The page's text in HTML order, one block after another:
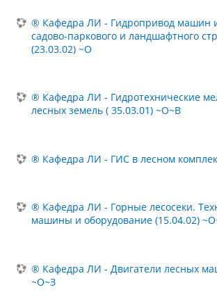
® Кафедра ЛИ - Гидропривод машин
садово-паркового и ландшафтного
(23.03.02) ~О
® Кафедра ЛИ - Гидротехнические
лесных земель ( 35.03.01) ~О~В
® Кафедра ЛИ - ГИС в лесном
® Кафедра ЛИ - Горные лесосеки.
машины и оборудование (15.04.02)
® Кафедра ЛИ - Двигатели лесных
~О~З